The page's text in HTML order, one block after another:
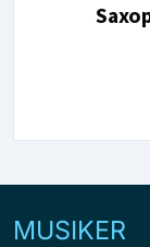
MUSIKER